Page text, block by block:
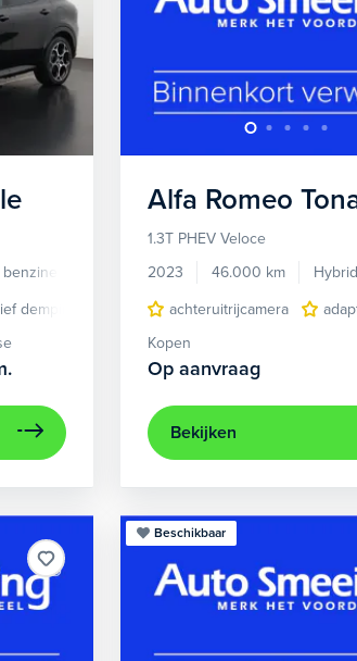
Automaat
demping systeem audio installatie premium
Alfa Romeo
1.3T PHEV Veloce
2023
46.000 km
achteruitrijcamera
Kopen
Op aanvraag
Bekijken
Beschikbaar